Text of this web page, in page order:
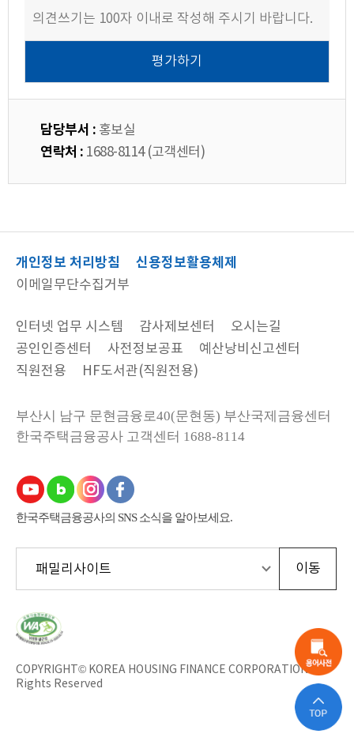
담당부서 : 홍보실
연락처 : 1688-8114 (고객센터)
개인정보 처리방침 신용정보활용체제
이메일무단수집거부
인터넷 업무 시스템 감사제보센터
오시는길
공인인증센터
사전정보공표
예산낭비신고센터
직원전용
HF도서관(직원전용)
부산시 남구 문현금융로40(문현동) 부산국제금융센터
한국주택금융공사 고객센터 1688-8114
한국주택금융공사의 SNS 소식을 알아보세요.
한
국
웹
근
성
COPYRIGHT© KOREA HOUSING FINANCE CORPORATION All
Rights Reserved